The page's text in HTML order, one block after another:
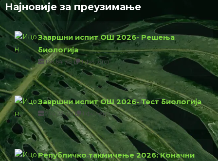
Најновије за преузимање
Завршни испит ОШ 2026- Решења
биологија
166.64 КБ 1 филе(с)
Завршни испит ОШ 2026- Тест биологија
774.23 КБ 1 филе(с)
Републичко такмичење 2026: Коначни